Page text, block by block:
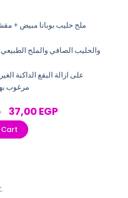
ملح حليب بوبانا مبيض +
ملح سبا غني بفيتامين H والحليب الصافي والملح الطبيعي
مرغوب
Original
Price
Was:
37,00EGPCurrent